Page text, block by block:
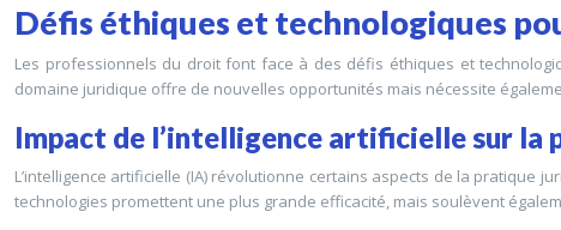
Défis éthiques et technologiques
Les professionnels du droit font face à des défis éthiques et
domaine juridique offre de nouvelles opportunités mais nécessite
Impact de l’intelligence artificielle sur la
L’intelligence artificielle (IA) révolutionne certains aspects de la pratique
technologies promettent une plus grande efficacité, mais soulèvent